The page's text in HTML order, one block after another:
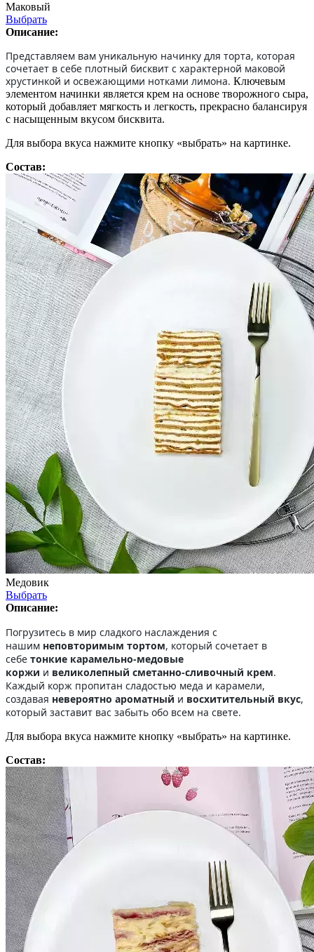
Маковый
Выбрать
Описание:
Представляем вам уникальную начинку для торта, которая
сочетает в себе плотный бисквит с характерной маковой
хрустинкой и освежающими нотками лимона. Ключевым
элементом начинки является крем на основе творожного сыра,
который добавляет мягкость и легкость, прекрасно балансируя
с насыщенным вкусом бисквита.
Для выбора вкуса нажмите кнопку «выбрать» на картинке.
Состав:
Медовик
Выбрать
Описание:
Погрузитесь в мир сладкого наслаждения с
нашим неповторимым тортом, который сочетает в
себе тонкие карамельно-медовые
коржи и великолепный сметанно-сливочный крем.
Каждый корж пропитан сладостью меда и карамели,
создавая невероятно ароматный и восхитительный вкус,
который заставит вас забыть обо всем на свете.
Для выбора вкуса нажмите кнопку «выбрать» на картинке.
Состав: